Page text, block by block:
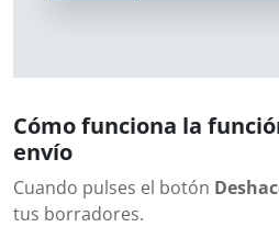
Cómo funciona la
envío
Cuando pulses el botón
tus borradores.